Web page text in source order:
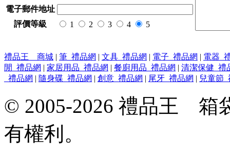
電子郵件地址
評價等級
1 2 3 4 5
禮品王 商城 | 筆_禮品網 | 文具_禮品網 | 電子_禮品網 | 電器_
閒_禮品網 | 家居用品_禮品網 | 餐廚用品_禮品網 | 清潔保健_禮
_禮品網 | 隨身碟_禮品網 | 創意_禮品網 | 尾牙_禮品網 | 兒童節
© 2005-2026 禮品王 箱
有權利。